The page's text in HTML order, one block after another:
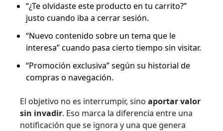
“¿Te olvidaste este producto en tu carrito?”
justo cuando iba a cerrar sesión.
“Nuevo contenido sobre un tema que le
interesa” cuando pasa cierto tiempo sin visitar.
“Promoción exclusiva” según su historial de
compras o navegación.
El objetivo no es interrumpir, sino aportar valor
sin invadir. Eso marca la diferencia entre una
notificación que se ignora y una que genera